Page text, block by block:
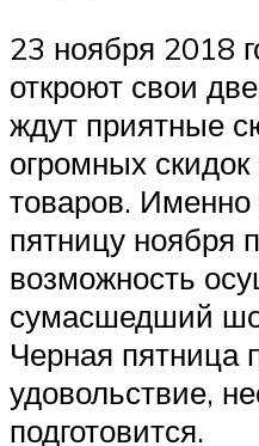
23 ноября 2018
откроют свои
ждут приятные
огромных
товаров.
пятницу ноября
возможность
сумасшедший
Черная пятница
удовольствие,
подготовится.